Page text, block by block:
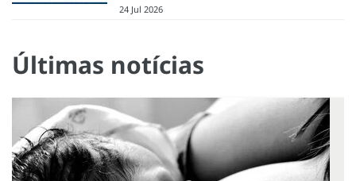
24 Jul 2026
Últimas notícias